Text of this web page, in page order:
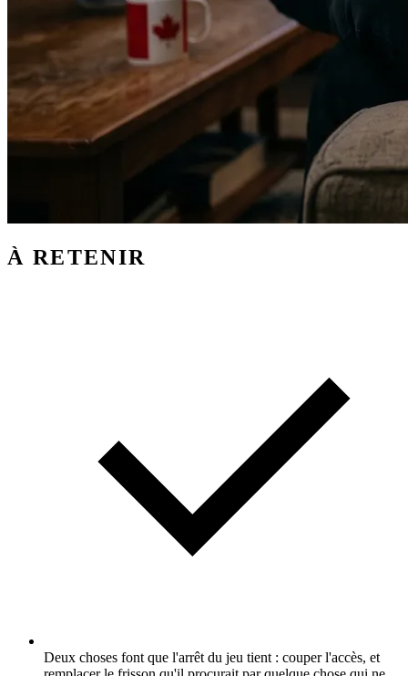
À RETENIR
Deux choses font que l'arrêt du jeu tient : couper l'accès, et